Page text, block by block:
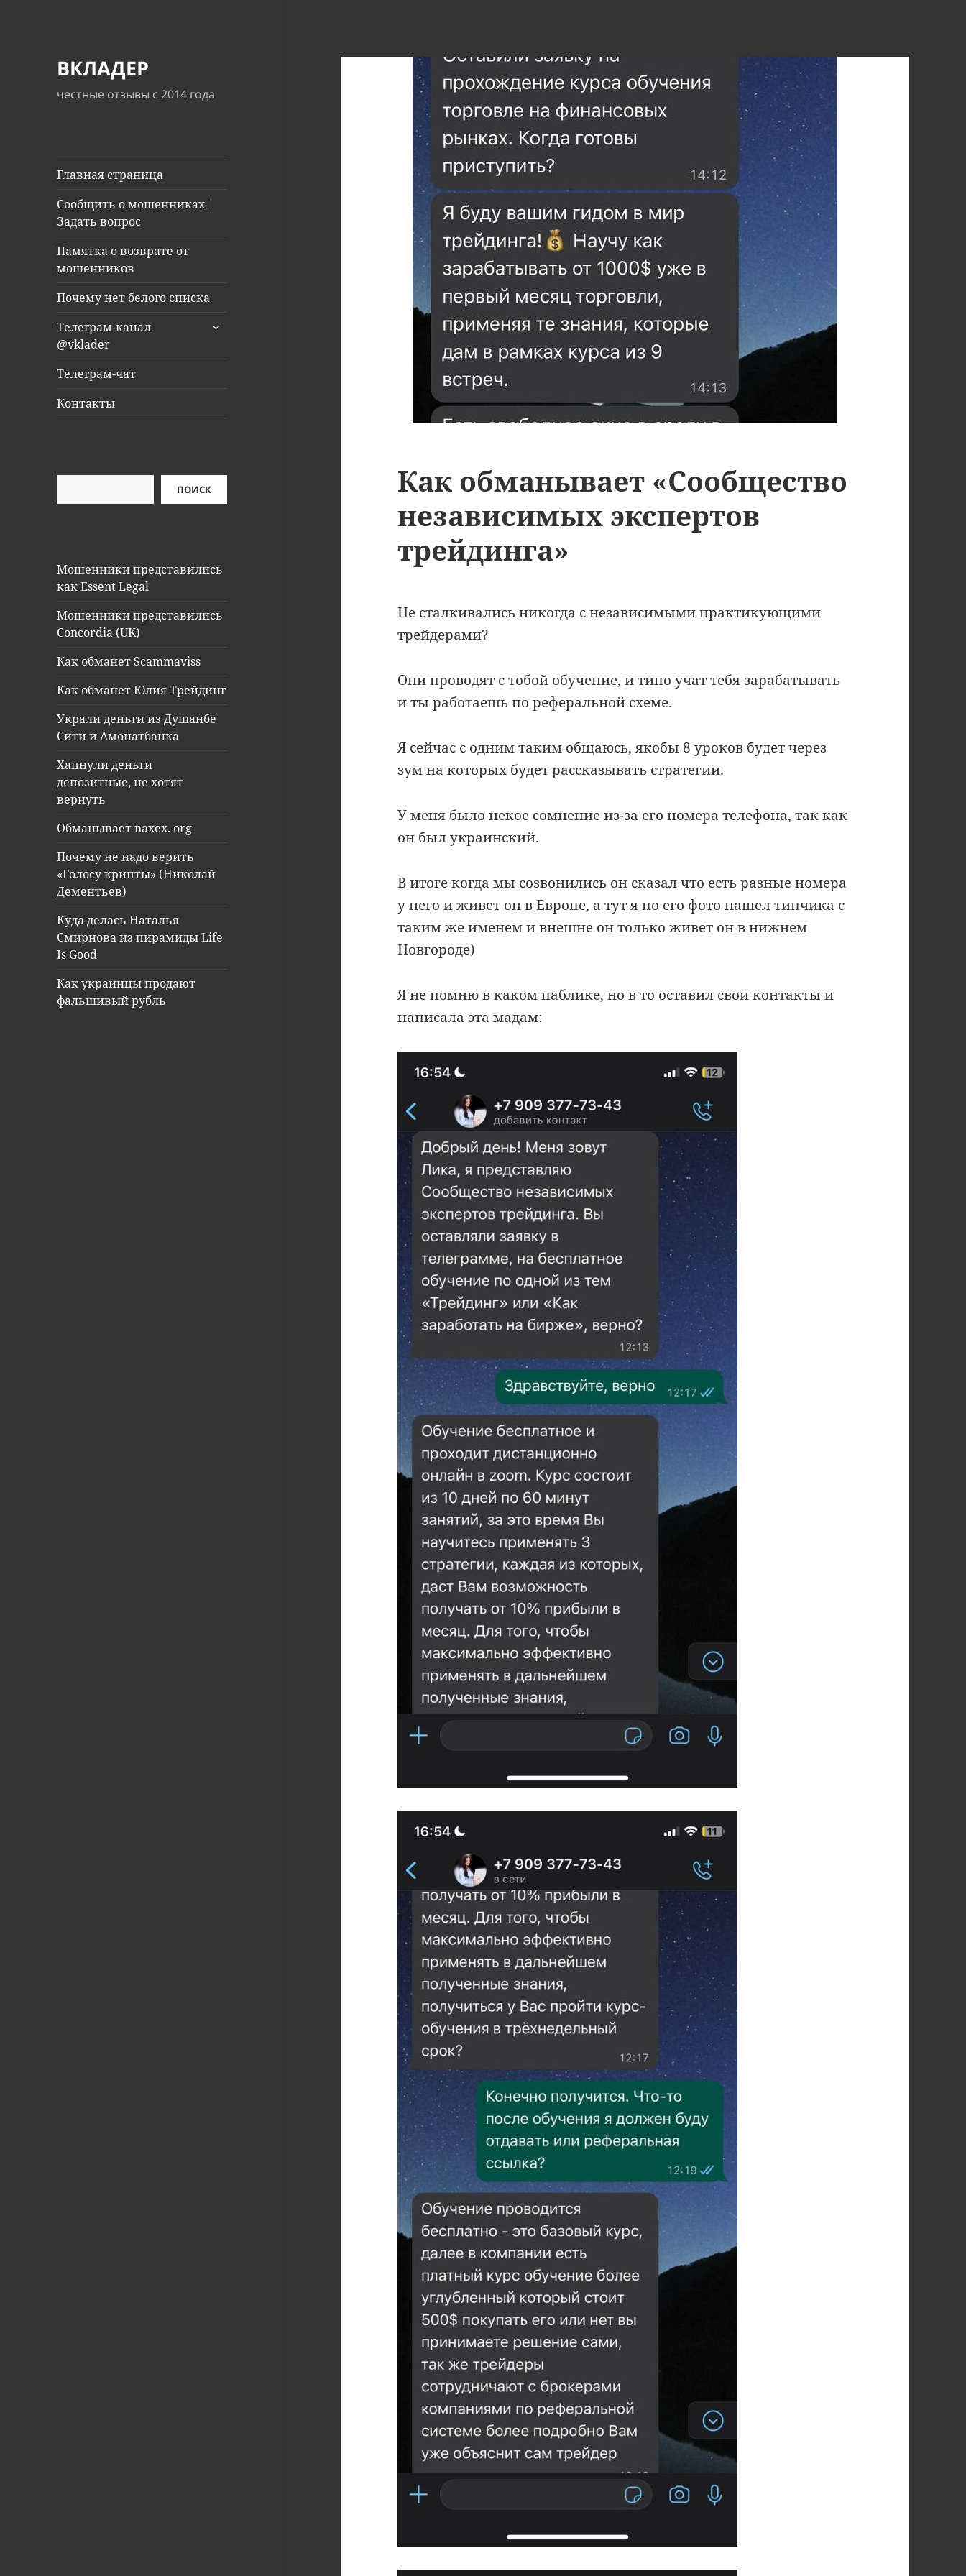
ВКЛАДЕР
честные отзывы с 2014 года
Главная страница
Сообщить о мошенниках |
Задать вопрос
Памятка о возврате от
мошенников
Почему нет белого списка
Телеграм-канал
@vklader
раскрыть
Телеграм-чат
Контакты
ПОИСК
Мошенники представились
как Essent Legal
Мошенники представились
Concordia (UK)
Как обманет Scammaviss
Как обманет Юлия Трейдинг
Украли деньги из Душанбе
Сити и Амонатбанка
Хапнули деньги
депозитные, не хотят
вернуть
Обманывает naxex. org
Почему не надо верить
«Голосу крипты» (Николай
Дементьев)
Куда делась Наталья
Смирнова из пирамиды Life
Is Good
Как украинцы продают
фальшивый рубль
Как обманывает «Сообщество
независимых экспертов
трейдинга»
Не сталкивались никогда с независимыми практикующими
трейдерами?
Они проводят с тобой обучение, и типо учат тебя зарабатывать
и ты работаешь по реферальной схеме.
Я сейчас с одним таким общаюсь, якобы 8 уроков будет через
зум на которых будет рассказывать стратегии.
У меня было некое сомнение из-за его номера телефона, так как
он был украинский.
В итоге когда мы созвонились он сказал что есть разные номера
у него и живет он в Европе, а тут я по его фото нашел типчика с
таким же именем и внешне он только живет он в нижнем
Новгороде)
Я не помню в каком паблике, но в то оставил свои контакты и
написала эта мадам: